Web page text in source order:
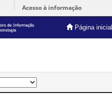
Acesso à informação
Página inicial